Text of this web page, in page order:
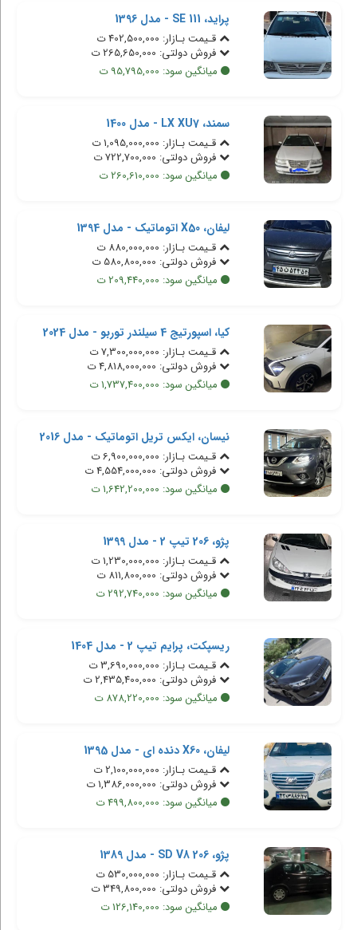
پراید، 111 SE - مدل 1396
قـیمت بـازار: 402,500,000 ت
فروش دولتی: 265,650,000 ت
میانگین سود: 95,795,000 ت
سمند، LX XU7 - مدل 1400
قـیمت بـازار: 1,095,000,000 ت
فروش دولتی: 722,700,000 ت
میانگین سود: 260,610,000 ت
لیفان، X50 اتوماتیک - مدل 1394
قـیمت بـازار: 880,000,000 ت
فروش دولتی: 580,800,000 ت
میانگین سود: 209,440,000 ت
کیا، اسپورتیج 4 سیلندر توربو - مدل 2024
قـیمت بـازار: 7,300,000,000 ت
فروش دولتی: 4,818,000,000 ت
میانگین سود: 1,737,400,000 ت
نیسان، ایکس تریل اتوماتیک - مدل 2016
قـیمت بـازار: 6,900,000,000 ت
فروش دولتی: 4,554,000,000 ت
میانگین سود: 1,642,200,000 ت
پژو، 206 تیپ 2 - مدل 1399
قـیمت بـازار: 1,230,000,000 ت
فروش دولتی: 811,800,000 ت
میانگین سود: 292,740,000 ت
ریسپکت، پرایم تیپ 2 - مدل 1404
قـیمت بـازار: 3,690,000,000 ت
فروش دولتی: 2,435,400,000 ت
میانگین سود: 878,220,000 ت
لیفان، X60 دنده ای - مدل 1395
قـیمت بـازار: 2,100,000,000 ت
فروش دولتی: 1,386,000,000 ت
میانگین سود: 499,800,000 ت
پژو، 206 SD V8 - مدل 1389
قـیمت بـازار: 530,000,000 ت
فروش دولتی: 349,800,000 ت
میانگین سود: 126,140,000 ت